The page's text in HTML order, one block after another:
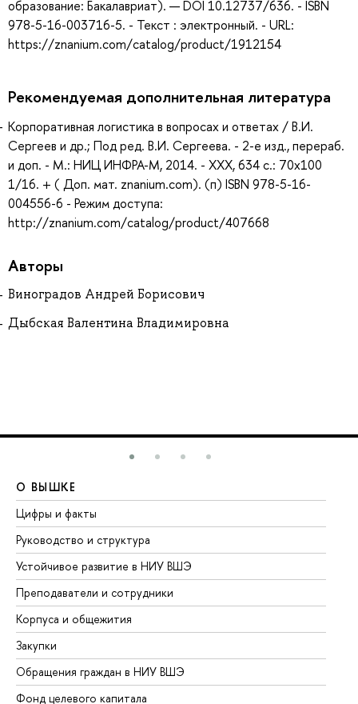
образование: Бакалавриат). — DOI 10.12737/636. - ISBN
978-5-16-003716-5. - Текст : электронный. - URL:
https://znanium.com/catalog/product/1912154
Рекомендуемая дополнительная литература
Корпоративная логистика в вопросах и ответах / В.И.
Сергеев и др.; Под ред. В.И. Сергеева. - 2-e изд., перераб.
и доп. - М.: НИЦ ИНФРА-М, 2014. - XXX, 634 с.: 70x100
1/16. + ( Доп. мат. znanium.com). (п) ISBN 978-5-16-
004556-6 - Режим доступа:
http://znanium.com/catalog/product/407668
Авторы
Виноградов Андрей Борисович
Дыбская Валентина Владимировна
О ВЫШКЕ
Цифры и факты
Руководство и структура
Устойчивое развитие в НИУ ВШЭ
Преподаватели и сотрудники
Корпуса и общежития
Закупки
Обращения граждан в НИУ ВШЭ
Фонд целевого капитала